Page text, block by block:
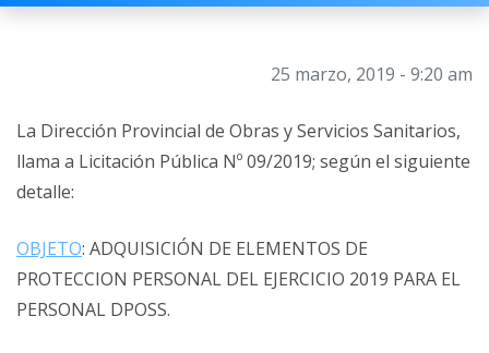
25 marzo, 2019 - 9:20 am
La Dirección Provincial de Obras y Servicios Sanitarios,
llama a Licitación Pública Nº 09/2019; según el siguiente
detalle:
OBJETO: ADQUISICIÓN DE ELEMENTOS DE
PROTECCION PERSONAL DEL EJERCICIO 2019 PARA EL
PERSONAL DPOSS.